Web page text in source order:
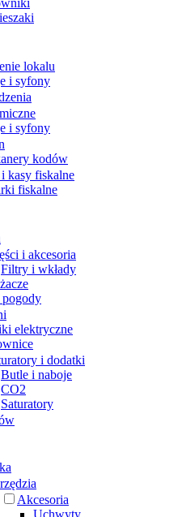
lokalu
i syfony
i syfony
kodów
kasy fiskalne
fiskalne
i akcesoria
Filtry i wkłady
pogody
elektryczne
i dodatki
Butle i naboje
CO2
Saturatory
Akcesoria
Uchwyty